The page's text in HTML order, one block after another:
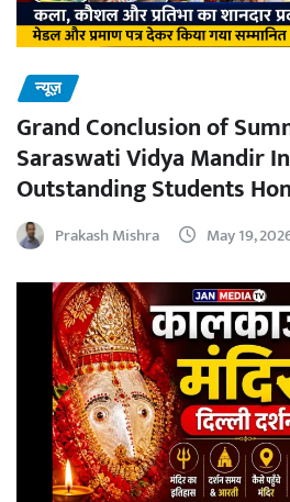
न्यूज़
Grand Conclusion of
Saraswati Vidya Mandir
Outstanding Students
Prakash Mishra May 19,